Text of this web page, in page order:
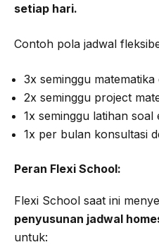
setiap hari.
Contoh pola jadwal
3x seminggu matematika
2x seminggu project
1x seminggu latihan soal
1x per bulan konsultasi
Peran Flexi School:
Flexi School saat ini
penyusunan jadwal
untuk: